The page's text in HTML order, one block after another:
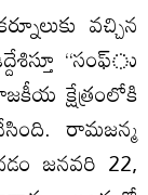
వచ్చిన
‘‘సంఫ్‌ు
క్షేత్రంలోకి
రామజన్మ
జనవరి 22,